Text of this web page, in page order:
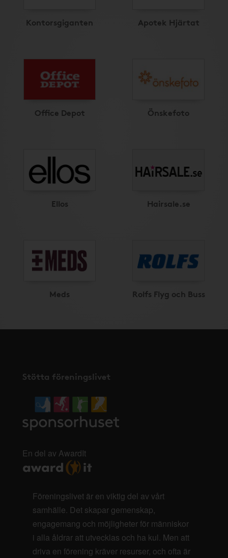
Kontorsgiganten Apotek Hjärtat
Office Depot Önskefoto
Ellos Hairsale.se
Meds Rolfs Flyg och Buss
Stötta föreningslivet
En del av AwardIt
Föreningslivet är en viktig del av vårt
samhälle. Det skapar gemenskap,
engagemang och möjligheter för människor
i alla åldrar att utvecklas och ha kul. Men att
driva en förening kräver resurser, och ofta är